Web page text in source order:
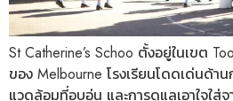
St Catherine’s Schoo ตั้งอยู่ในเขต
ของ Melbourne โรงเรียนโดดเด่นด้า
แวดล้อมที่อบอุ่น และการดูแลเอาใจใส่